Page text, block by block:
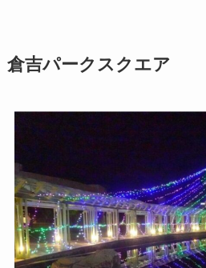
倉吉パークスクエア